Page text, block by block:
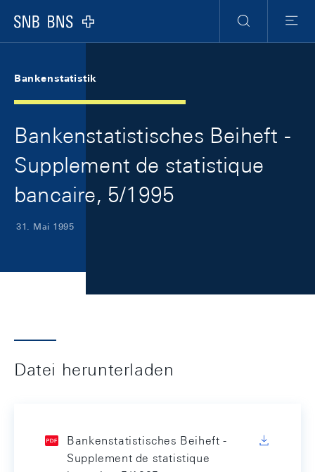
Logo
Suche
Menu
Bankenstatistik
Bankenstatistisches Beiheft -
Supplement de statistique
bancaire, 5/1995
31. Mai 1995
Datei herunterladen
Bankenstatistisches Beiheft -
Supplement de statistique